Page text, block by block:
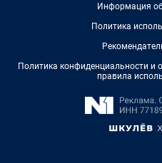
Информация
Политика
Политика конфиденциальности и
правила